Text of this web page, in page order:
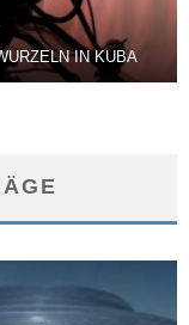
IN KUBA